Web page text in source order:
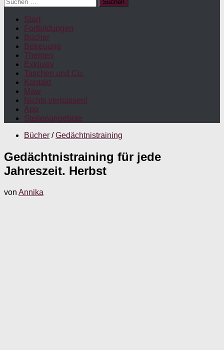
nach:
Start
Fortbildungen
Bücher
Betreuung
Themen
Exklusiv
Taschen und Co.
Kontakt
Maw
Nichts verpassen!
App
Stellenangebote
Bücher / Gedächtnistraining
Gedächtnistraining für jede
Jahreszeit. Herbst
von Annika